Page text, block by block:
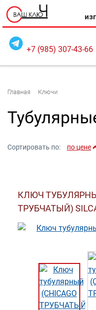
+7 (985) 307-43-66
Главная Ключи
Сортировать по: по цене
КЛЮЧ
ТРУБЧАТЫЙ)